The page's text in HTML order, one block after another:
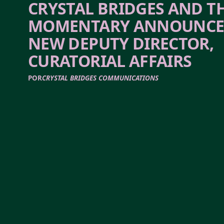
CRYSTAL BRIDGES AND
MOMENTARY ANNOUNCE
NEW DEPUTY DIRECTOR,
CURATORIAL AFFAIRS
PORCRYSTAL BRIDGES COMMUNICATIONS